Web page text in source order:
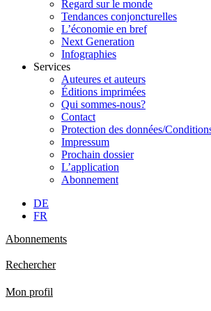
Regard sur le monde
Tendances conjoncturelles
L’économie en bref
Next Generation
Infographies
Services
Auteures et auteurs
Éditions imprimées
Qui sommes-nous?
Contact
Protection des données/
Impressum
Prochain dossier
L’application
Abonnement
DE
FR
Abonnements
Rechercher
Mon profil